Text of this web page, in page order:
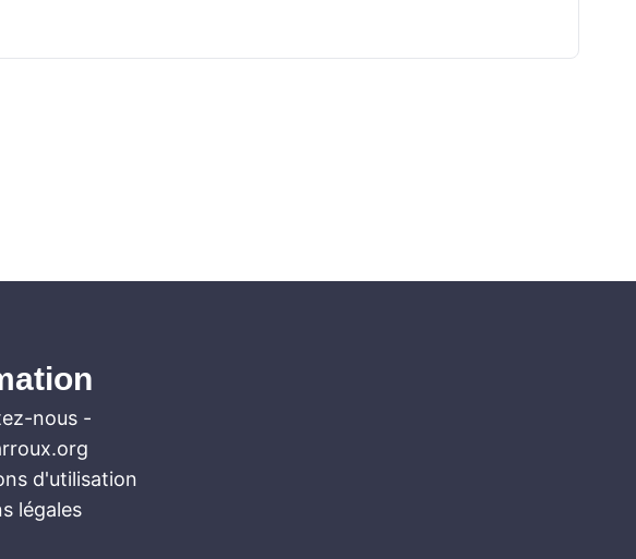
nous -
d'utilisation
légales